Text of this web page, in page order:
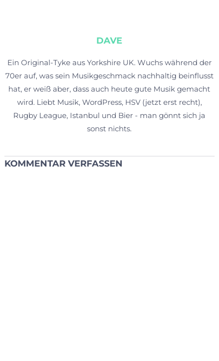
DAVE
Ein Original-Tyke aus Yorkshire UK. Wuchs während der
70er auf, was sein Musikgeschmack nachhaltig beinflusst
hat, er weiß aber, dass auch heute gute Musik gemacht
wird. Liebt Musik, WordPress, HSV (jetzt erst recht),
Rugby League, Istanbul und Bier - man gönnt sich ja
sonst nichts.
KOMMENTAR VERFASSEN